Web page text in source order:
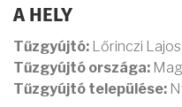
A HELY
Tűzgyújtó: Lőrinczi Lajos
Tűzgyújtó országa:
Tűzgyújtó települése: